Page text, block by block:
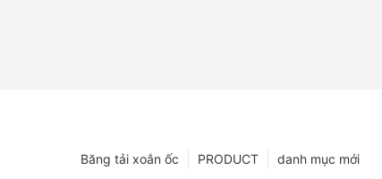
danh mục mới
PRODUCT
Băng tải xoắn ốc